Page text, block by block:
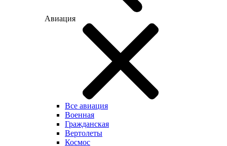
Авиация
Все авиация
Военная
Гражданская
Вертолеты
Космос